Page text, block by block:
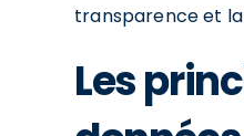
transparence et
Les